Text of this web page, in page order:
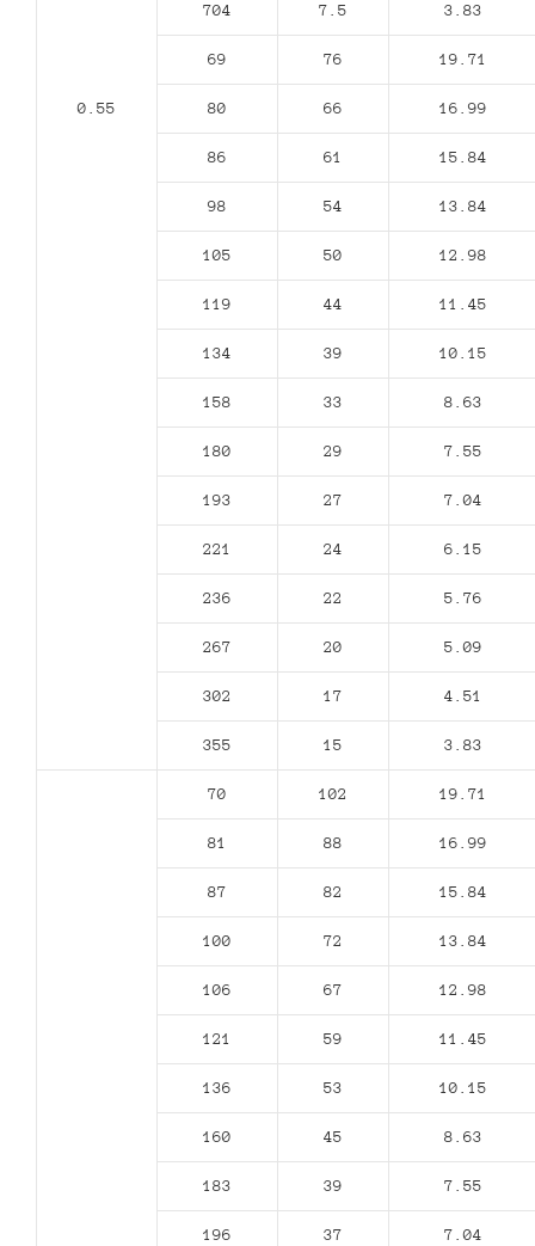
0.55
704 7.5 3.83
69 76 19.71
80 66 16.99
86 61 15.84
98 54 13.84
105 50 12.98
119 44 11.45
134 39 10.15
158 33 8.63
180 29 7.55
193 27 7.04
221 24 6.15
236 22 5.76
267 20 5.09
302 17 4.51
355 15 3.83
70 102 19.71
81 88 16.99
87 82 15.84
100 72 13.84
106 67 12.98
121 59 11.45
136 53 10.15
160 45 8.63
183 39 7.55
196 37 7.04